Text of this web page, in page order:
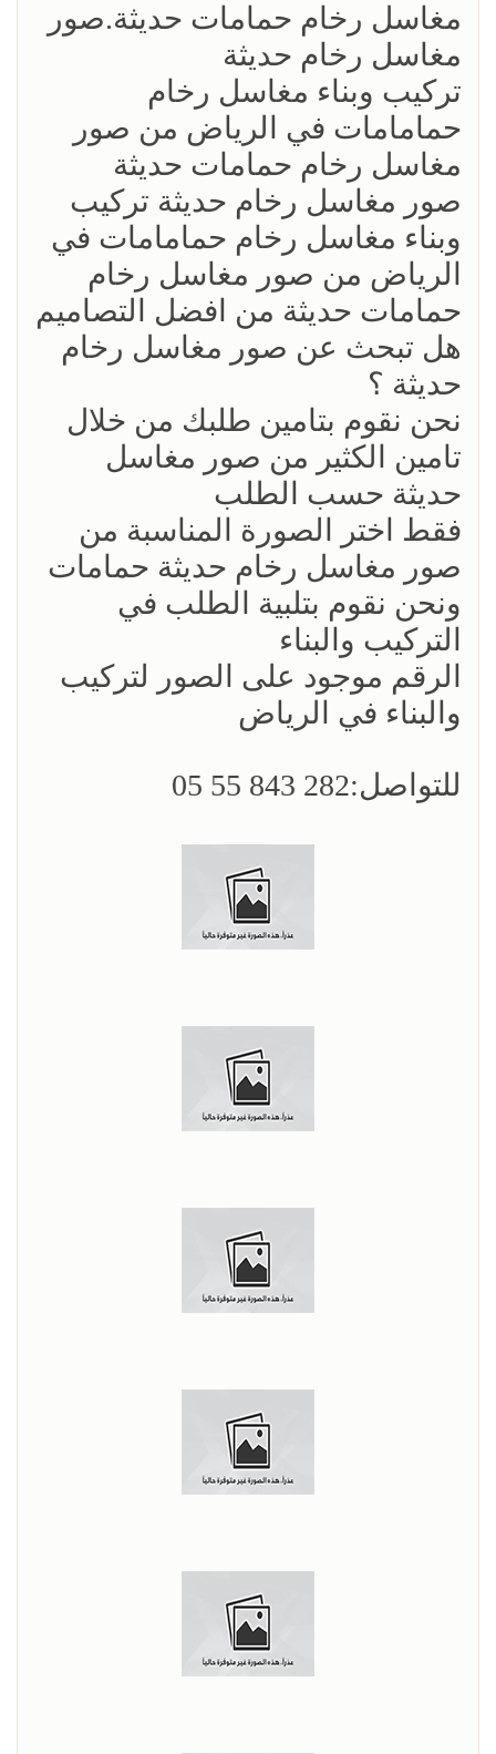
مغاسل رخام حمامات حديثة.صور
مغاسل رخام حديثة
تركيب وبناء مغاسل رخام
حمامامات في الرياض من صور
مغاسل رخام حمامات حديثة
صور مغاسل رخام حديثة تركيب
وبناء مغاسل رخام حمامامات في
الرياض من صور مغاسل رخام
حمامات حديثة من افضل التصاميم
هل تبحث عن صور مغاسل رخام
حديثة ؟
نحن نقوم بتامين طلبك من خلال
تامين الكثير من صور مغاسل
حديثة حسب الطلب
فقط اختر الصورة المناسبة من
صور مغاسل رخام حديثة حمامات
ونحن نقوم بتلبية الطلب في
التركيب والبناء
الرقم موجود على الصور لتركيب
والبناء في الرياض
للتواصل:282 843 55 05